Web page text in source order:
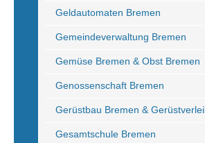
Geldautomaten Bremen
Gemeindeverwaltung Bremen
Gemüse Bremen & Obst Bremen
Genossenschaft Bremen
Gerüstbau Bremen &
Gesamtschule Bremen